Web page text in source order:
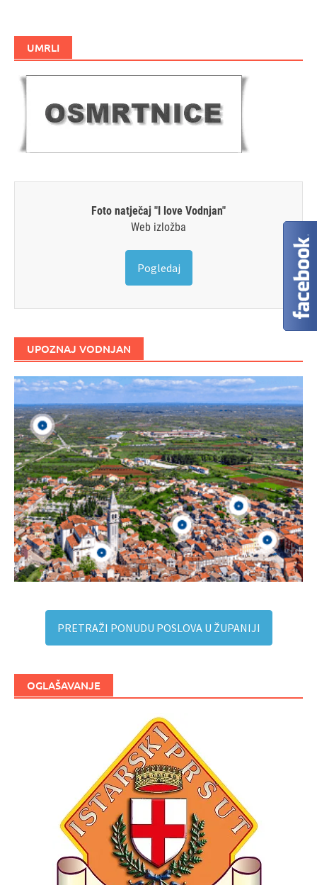
UMRLI
Foto natječaj "I love Vodnjan"
Web izložba
Pogledaj
UPOZNAJ VODNJAN
PRETRAŽI PONUDU POSLOVA U ŽUPANIJI
OGLAŠAVANJE